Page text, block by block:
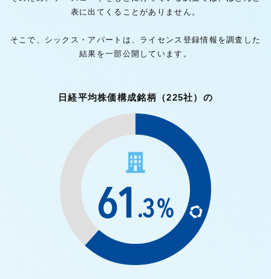
表に出てくることがありません。
そこで、シックス・アパートは、ライセンス登録情報を調査した
結果を一部公開しています。
日経平均株価構成銘柄 （225社）の